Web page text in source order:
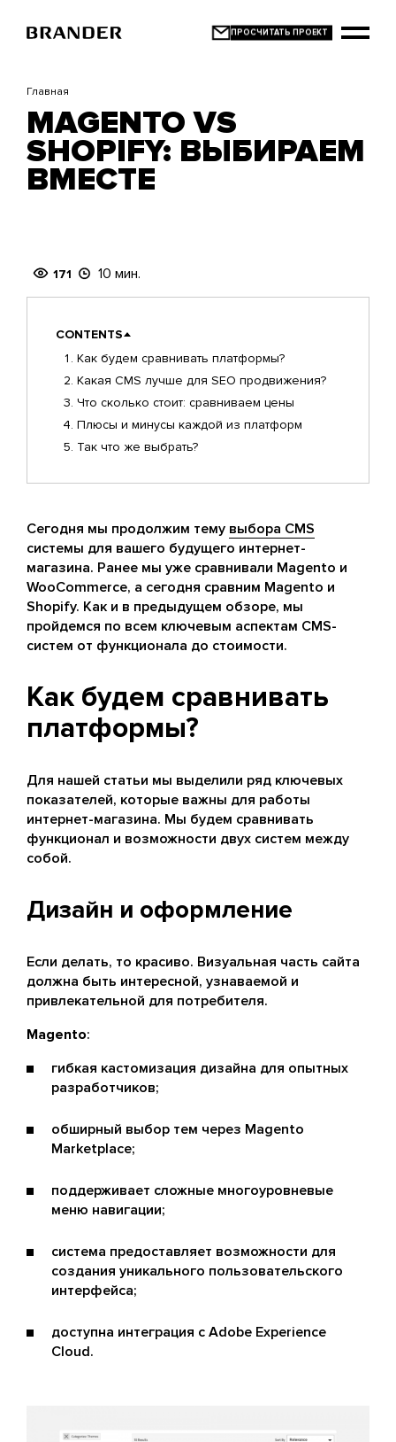
основному
Главная
MAGENTO VS
SHOPIFY: ВЫБИРАЕМ
ВМЕСТЕ
171 10 мин.
CONTENTS
Как будем сравнивать платформы?
Какая CMS лучше для SEO продвижения?
Что сколько стоит: сравниваем цены
Плюсы и минусы каждой из платформ
Так что же выбрать?
Сегодня мы продолжим тему выбора CMS
системы для вашего будущего интернет-
магазина. Ранее мы уже сравнивали Magento и
WooCommerce, а сегодня сравним Magento и
Shopify. Как и в предыдущем обзоре, мы
пройдемся по всем ключевым аспектам CMS-
систем от функционала до стоимости.
Как будем сравнивать
платформы?
Для нашей статьи мы выделили ряд ключевых
показателей, которые важны для работы
интернет-магазина. Мы будем сравнивать
функционал и возможности двух систем между
собой.
Дизайн и оформление
Если делать, то красиво. Визуальная часть сайта
должна быть интересной, узнаваемой и
привлекательной для потребителя.
Magento:
гибкая кастомизация дизайна для опытных
разработчиков;
обширный выбор тем через Magento
Marketplace;
поддерживает сложные многоуровневые
меню навигации;
система предоставляет возможности для
создания уникального пользовательского
интерфейса;
доступна интеграция с Adobe Experience
Cloud.